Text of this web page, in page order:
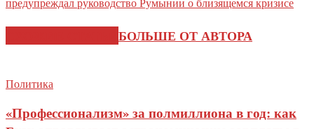
БОЛЬШЕ ОТ АВТОРА
Политика
«Профессионализм» за полмиллиона в год: как